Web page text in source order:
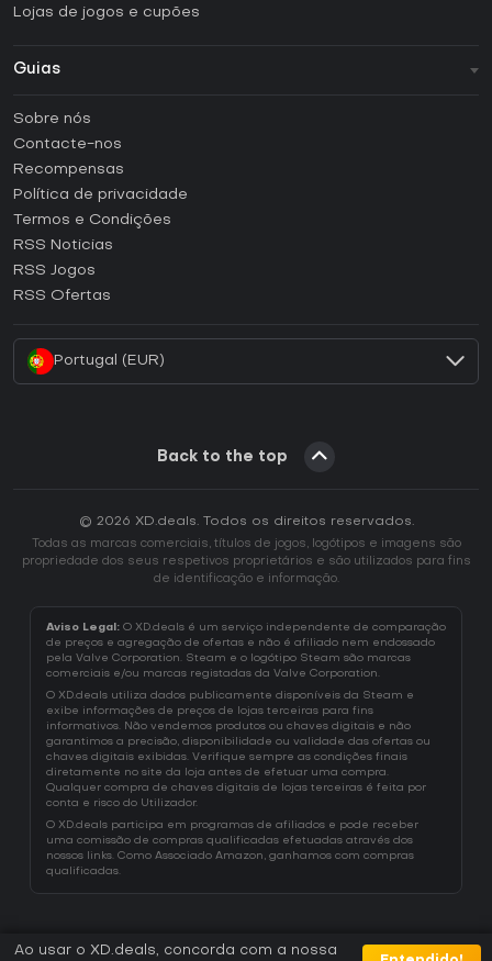
Lojas de jogos e cupões
Guias
Como ativar uma CD Key Steam?
Como ativar uma CD Key Epic Games?
Como ativar uma CD Key GOG?
Como ativar uma CD Key Ubisoft Connect?
Sobre nós
Contacte-nos
Recompensas
Política de privacidade
Termos e Condições
RSS Noticias
RSS Jogos
RSS Ofertas
Portugal (EUR)
Back to the top
© 2026 XD.deals. Todos os direitos reservados.
Todas as marcas comerciais, títulos de jogos, logótipos e imagens são
propriedade dos seus respetivos proprietários e são utilizados para fins
de identificação e informação.
Aviso Legal: O XD.deals é um serviço independente de comparação
de preços e agregação de ofertas e não é afiliado nem endossado
pela Valve Corporation. Steam e o logótipo Steam são marcas
comerciais e/ou marcas registadas da Valve Corporation.
O XD.deals utiliza dados publicamente disponíveis da Steam e
exibe informações de preços de lojas terceiras para fins
informativos. Não vendemos produtos ou chaves digitais e não
garantimos a precisão, disponibilidade ou validade das ofertas ou
chaves digitais exibidas. Verifique sempre as condições finais
diretamente no site da loja antes de efetuar uma compra.
Qualquer compra de chaves digitais de lojas terceiras é feita por
conta e risco do Utilizador.
O XD.deals participa em programas de afiliados e pode receber
uma comissão de compras qualificadas efetuadas através dos
nossos links. Como Associado Amazon, ganhamos com compras
qualificadas.
Ao usar o XD.deals, concorda com a nossa